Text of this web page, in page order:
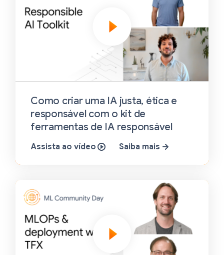
Como criar uma IA justa, ética e
responsável com o kit de
ferramentas de IA responsável
Assista ao vídeo Saiba mais